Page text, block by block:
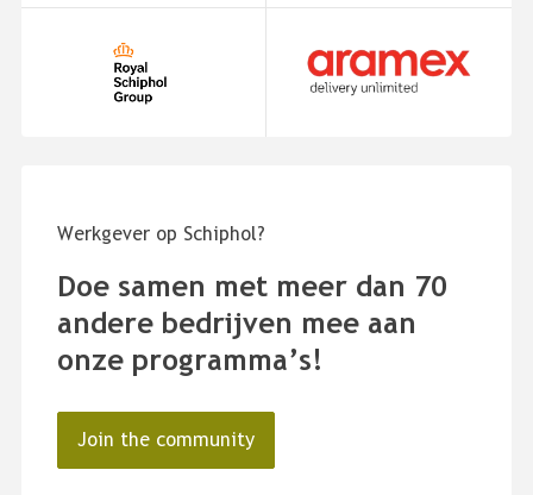
Werkgever op Schiphol?
Doe samen met meer dan 70
andere bedrijven mee aan
onze programma’s!
Join the community